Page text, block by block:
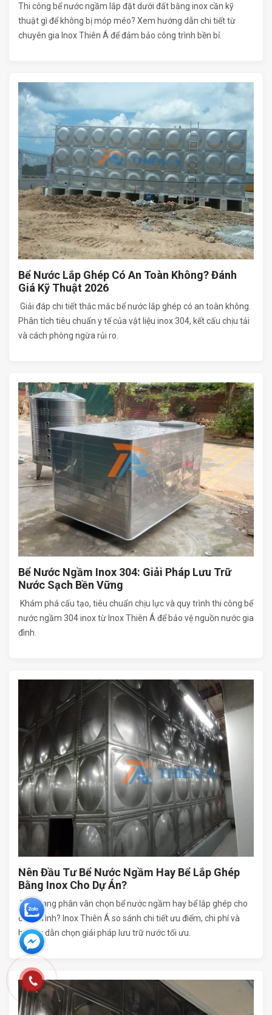
Thi công bể nước ngầm lắp đặt dưới đất bằng inox cần kỹ
thuật gì để không bị móp méo? Xem hướng dẫn chi tiết từ
chuyên gia Inox Thiên Á để đảm bảo công trình bền bỉ.
Bể Nước Lắp Ghép Có An Toàn Không? Đánh
Giá Kỹ Thuật 2026
Giải đáp chi tiết thắc mắc bể nước lắp ghép có an toàn không.
Phân tích tiêu chuẩn y tế của vật liệu inox 304, kết cấu chịu tải
và cách phòng ngừa rủi ro.
Bể Nước Ngầm Inox 304: Giải Pháp Lưu Trữ
Nước Sạch Bền Vững
Khám phá cấu tạo, tiêu chuẩn chịu lực và quy trình thi công bể
nước ngầm 304 inox từ Inox Thiên Á để bảo vệ nguồn nước gia
đình.
Nên Đầu Tư Bể Nước Ngầm Hay Bể Lắp Ghép
Bằng Inox Cho Dự Án?
Bạn đang phân vân chọn bể nước ngầm hay bể lắp ghép cho
công trình? Inox Thiên Á so sánh chi tiết ưu điểm, chi phí và
hướng dẫn chọn giải pháp lưu trữ nước tối ưu.